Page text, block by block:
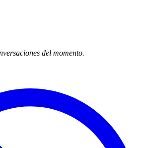
del momento.